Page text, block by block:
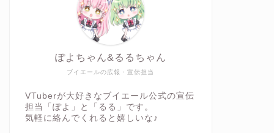
ブイエールの広報・宣伝担当
ぽよちゃん&るるちゃん
VTuberが大好きなブイエール公式の宣伝
担当「ぽよ」と「るる」です。
気軽に絡んでくれると嬉しいな♪